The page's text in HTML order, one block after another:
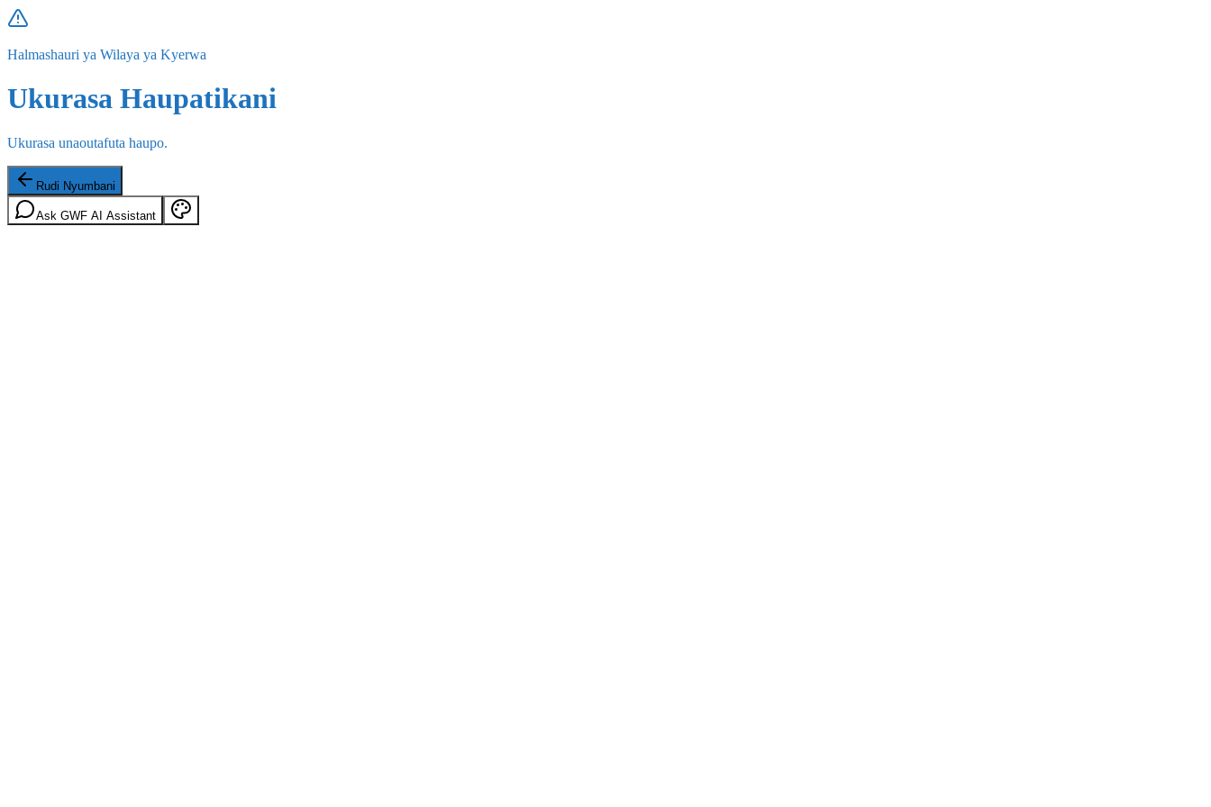
Halmashauri ya Wilaya ya Kyerwa
Ukurasa Haupatikani
Ukurasa unaoutafuta haupo.
Rudi Nyumbani
Ask GWF AI Assistant